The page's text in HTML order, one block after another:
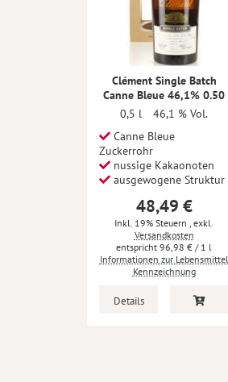
Clément Single Batch
Canne Bleue 46,1% 0.50
0,5 l
46,1 % Vol.
Canne Bleue
Zuckerrohr
nussige Kakaonoten
ausgewogene Struktur
48,49 €
Inkl. 19% Steuern
exkl.
Versandkosten
96,98 € / 1 l
Informationen zur Lebensmittel
Kennzeichnung
Details